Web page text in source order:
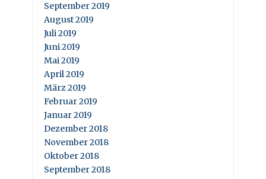
September 2019
August 2019
Juli 2019
Juni 2019
Mai 2019
April 2019
März 2019
Februar 2019
Januar 2019
Dezember 2018
November 2018
Oktober 2018
September 2018